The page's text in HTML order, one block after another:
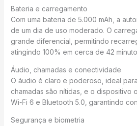
Bateria e carregamento
Com uma bateria de 5.000 mAh, a
de um dia de uso moderado. O
grande diferencial, permitindo
atingindo 100% em cerca de 42
Áudio, chamadas e conectividade
O áudio é claro e poderoso, ideal
chamadas são nítidas, e o dispositivo
Wi-Fi 6 e Bluetooth 5.0, garantindo
Segurança e biometria